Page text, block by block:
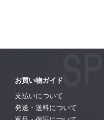
お買い物ガイド
支払いについて
発送・送料について